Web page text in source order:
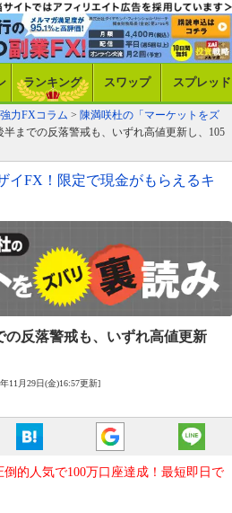
ランキング スワップ スプレッド
力FXコラム > 陳満咲杜の「マーケットをズ
半までの反落警戒も、いずれ高値更新し、105
イFX！限定で現金がもらえるキ
の反落警戒も、 いずれ高値更新
11月29日(金)16:57更新]
倒的人気で100万口座達成！最短即日で